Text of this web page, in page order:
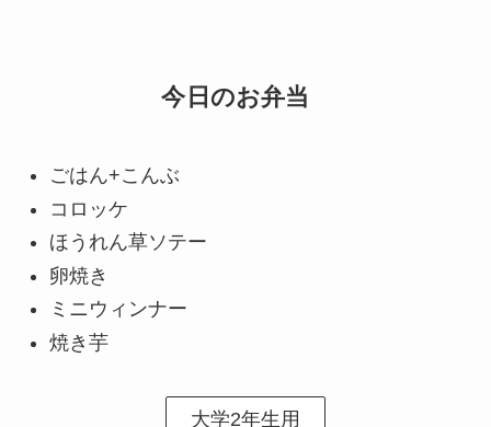
今日のお弁当
ごはん+こんぶ
コロッケ
ほうれん草ソテー
卵焼き
ミニウィンナー
焼き芋
大学2年生用